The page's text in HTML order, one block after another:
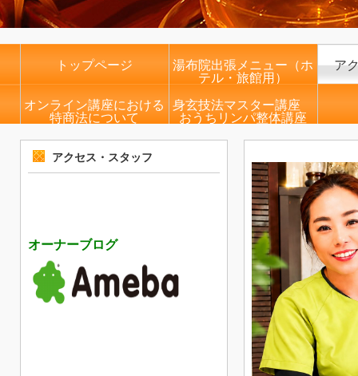
トップページ
湯布院出張メニュー（ホ
テル・旅館用）
ア
オンライン講座における
特商法について
身玄技法マスター講座
おうちリンパ整体講座
アクセス・スタッフ
オーナーブログ